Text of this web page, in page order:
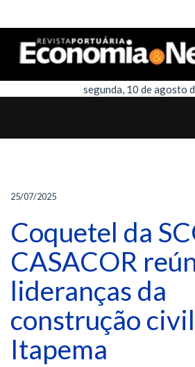
segunda, 10 de agosto
25/07/2025
Coquetel da
CASACOR
lideranças da
construção
Itapema